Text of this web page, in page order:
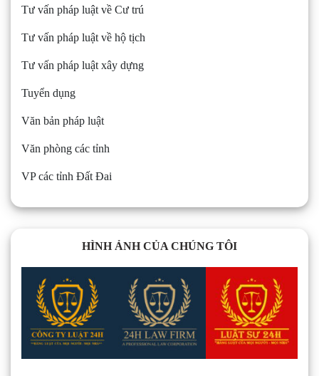
Tư vấn pháp luật về Cư trú
Tư vấn pháp luật về hộ tịch
Tư vấn pháp luật xây dựng
Tuyển dụng
Văn bản pháp luật
Văn phòng các tỉnh
VP các tỉnh Đất Đai
HÌNH ẢNH CỦA CHÚNG TÔI